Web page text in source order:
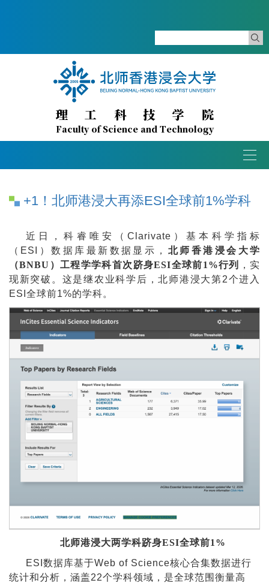
理工科技学院
Faculty of Science and Technology
+1！北师港浸大再添ESI全球前1%学科
近日，科睿唯安（Clarivate）基本科学指标
（ESI）数据库最新数据显示， 北师香港浸会大学
（BNBU）工程学学科首次跻身ESI全球前1%行列
，实
现新突破。这是继农业科学后，北师港浸大第2个进入
ESI全球前1%的学科。
北师港浸大两学科跻身ESI全球前1%
ESI数据库基于Web of Science核心合集数据进行
统计和分析，涵盖22个学科领域，是全球范围衡量高